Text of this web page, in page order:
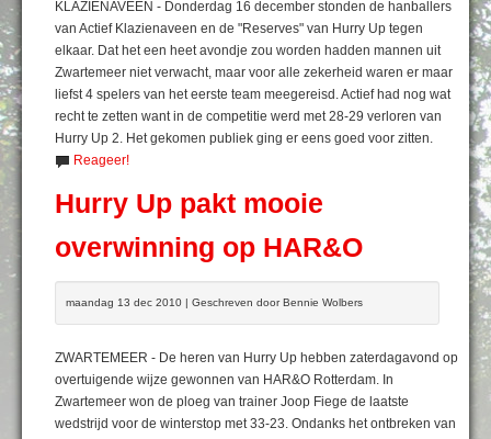
KLAZIENAVEEN - Donderdag 16 december stonden de hanballers
van Actief Klazienaveen en de "Reserves" van Hurry Up tegen
elkaar. Dat het een heet avondje zou worden hadden mannen uit
Zwartemeer niet verwacht, maar voor alle zekerheid waren er maar
liefst 4 spelers van het eerste team meegereisd. Actief had nog wat
recht te zetten want in de competitie werd met 28-29 verloren van
Hurry Up 2. Het gekomen publiek ging er eens goed voor zitten.
Reageer!
Hurry Up pakt mooie
overwinning op HAR&O
maandag 13 dec 2010 | Geschreven door Bennie Wolbers
ZWARTEMEER - De heren van Hurry Up hebben zaterdagavond op
overtuigende wijze gewonnen van HAR&O Rotterdam. In
Zwartemeer won de ploeg van trainer Joop Fiege de laatste
wedstrijd voor de winterstop met 33-23. Ondanks het ontbreken van